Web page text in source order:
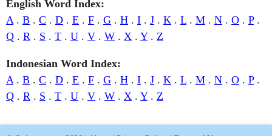
English Word Index:
A . B . C . D . E . F . G . H . I . J . K . L . M . N . O . P.
Q . R . S . T . U . V . W . X . Y. Z
Indonesian Word Index:
A . B . C . D . E . F . G . H . I . J . K . L . M . N . O . P.
Q . R . S . T . U . V . W . X . Y. Z